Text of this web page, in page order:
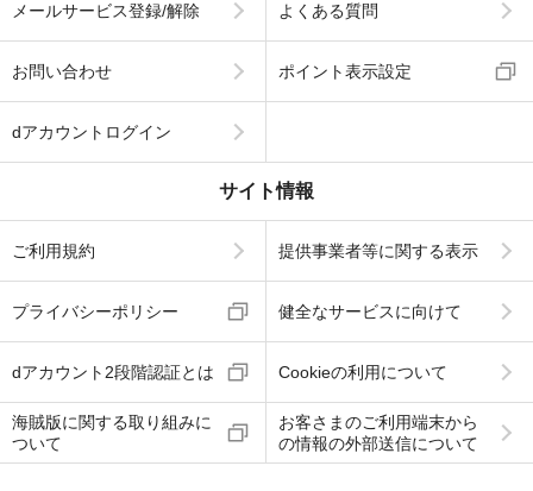
メールサービス登録/解除 よくある質問
お問い合わせ ポイント表示設定
dアカウントログイン
サイト情報
ご利用規約 提供事業者等に関する表示
プライバシーポリシー 健全なサービスに向けて
dアカウント2段階認証とは Cookieの利用について
海賊版に関する取り組みに
ついて
お客さまのご利用端末から
の情報の外部送信について